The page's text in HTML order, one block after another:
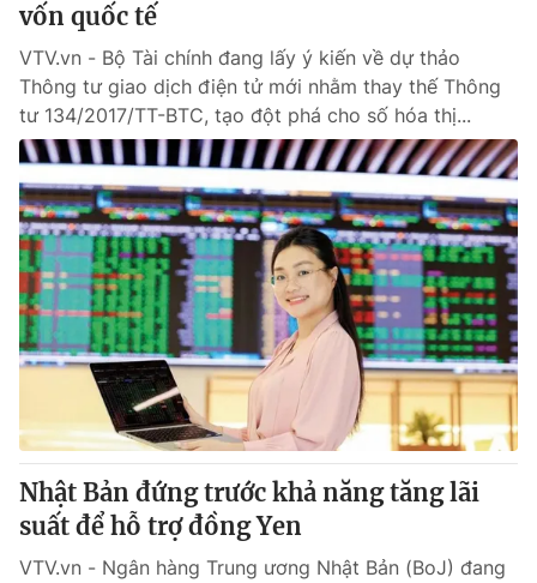
vốn quốc tế
VTV.vn - Bộ Tài chính đang lấy ý kiến về dự thảo
Thông tư giao dịch điện tử mới nhằm thay thế Thông
tư 134/2017/TT-BTC, tạo đột phá cho số hóa thị...
Nhật Bản đứng trước khả năng tăng lãi
suất để hỗ trợ đồng Yen
VTV.vn - Ngân hàng Trung ương Nhật Bản (BoJ) đang